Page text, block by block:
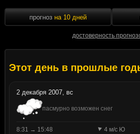
прогноз на 10 дней
достоверность
Этот день в прошлые
2 декабря 2007, вс
пасмурно возможен снег
8:31 → 15:48
4 м/с Ю